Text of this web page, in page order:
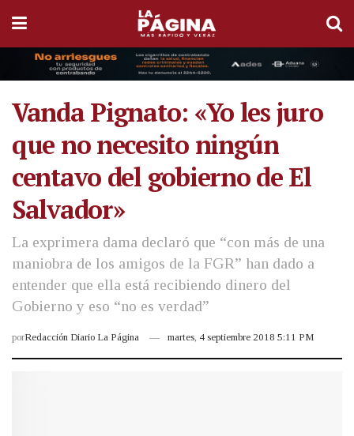
Vanda Pignato: «Yo les juro
que no necesito ningún
centavo del gobierno de El
Salvador»
La exprimera dama declaró que “con más de una
maniobra de los amigos de la FGR” han dado a
entender que ella está recibiendo dinero del
Gobierno y eso “no es verdad”
porRedacción Diario La Página martes, 4 septiembre 2018 5:11 PM